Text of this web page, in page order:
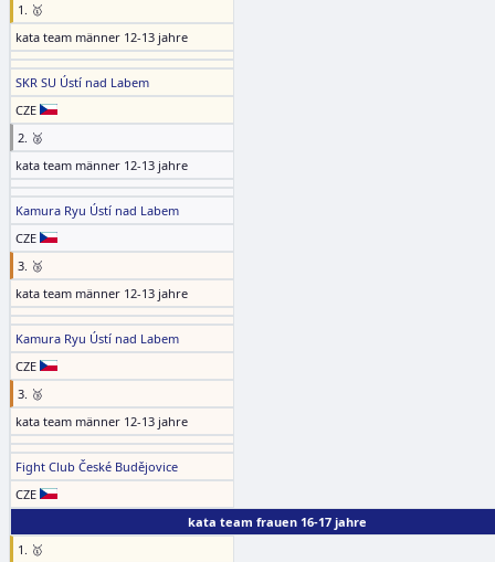
1. 🥇
kata team männer 12-13 jahre
SKR SU Ústí nad Labem
CZE
2. 🥈
kata team männer 12-13 jahre
Kamura Ryu Ústí nad Labem
CZE
3. 🥉
kata team männer 12-13 jahre
Kamura Ryu Ústí nad Labem
CZE
3. 🥉
kata team männer 12-13 jahre
Fight Club České Budějovice
CZE
kata team frauen 16-17 jahre
1. 🥇